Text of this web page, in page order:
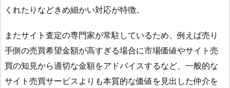
くれたりなどきめ細かい対応が特徴。
またサイト査定の専門家が常駐しているため、例えば売り
手側の売買希望金額が高すぎる場合に市場価値やサイト売
買の知見から適切な金額をアドバイスするなど、一般的な
サイト売買サービスよりも本質的な価値を見出した仲介を